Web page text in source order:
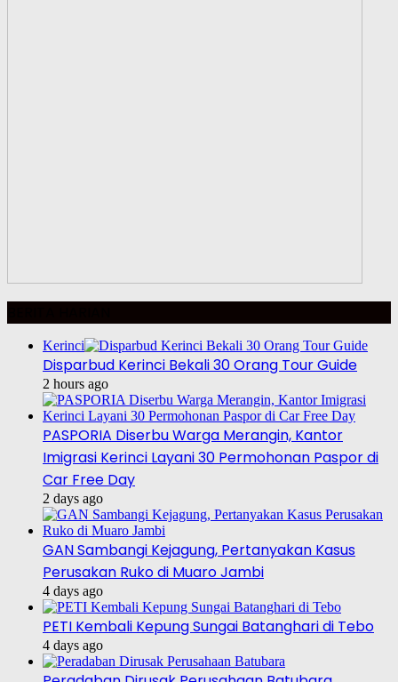
Kerinci
Disparbud Kerinci Bekali 30 Orang Tour Guide
2 hours ago
PASPORIA Diserbu Warga Merangin, Kantor
Imigrasi Kerinci Layani 30 Permohonan Paspor di
Car Free Day
2 days ago
GAN Sambangi Kejagung, Pertanyakan Kasus
Perusakan Ruko di Muaro Jambi
4 days ago
PETI Kembali Kepung Sungai Batanghari di Tebo
4 days ago